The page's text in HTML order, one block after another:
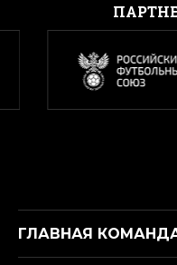
ГЛАВНАЯ